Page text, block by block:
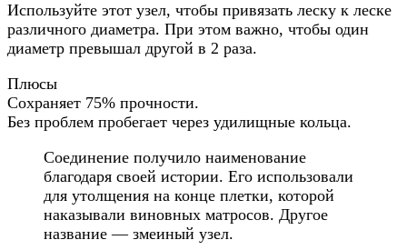
Используйте этот узел, чтобы привязать леску к леске
различного диаметра. При этом важно, чтобы один
диаметр превышал другой в 2 раза.
Плюсы
Сохраняет 75% прочности.
Без проблем пробегает через удилищные кольца.
Соединение получило наименование
благодаря своей истории. Его использовали
для утолщения на конце плетки, которой
наказывали виновных матросов. Другое
название — змеиный узел.